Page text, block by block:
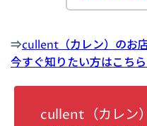
⇒cullent（カレン）のお
今すぐ知りたい方はこち
cullent（カレン